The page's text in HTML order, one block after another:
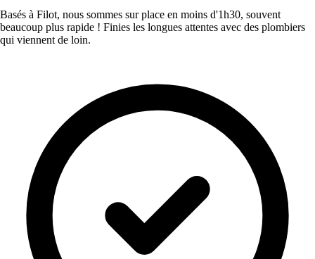
Basés à Filot, nous sommes sur place en moins d'1h30, souvent
beaucoup plus rapide ! Finies les longues attentes avec des plombiers
qui viennent de loin.